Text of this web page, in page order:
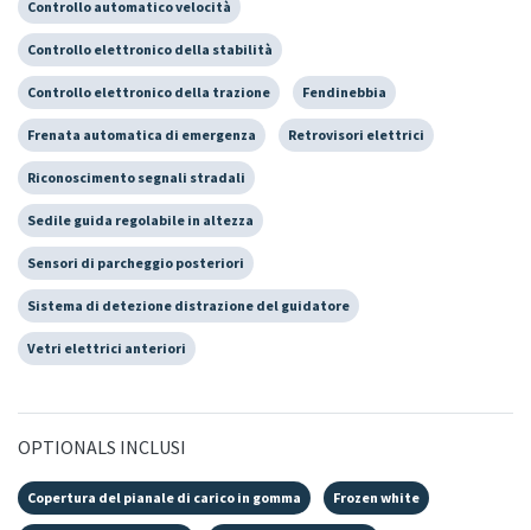
Controllo automatico velocità
Controllo elettronico della stabilità
Controllo elettronico della trazione Fendinebbia
Frenata automatica di emergenza Retrovisori elettrici
Riconoscimento segnali stradali
Sedile guida regolabile in altezza
Sensori di parcheggio posteriori
Sistema di detezione distrazione del guidatore
Vetri elettrici anteriori
OPTIONALS INCLUSI
Copertura del pianale di carico in gomma Frozen white